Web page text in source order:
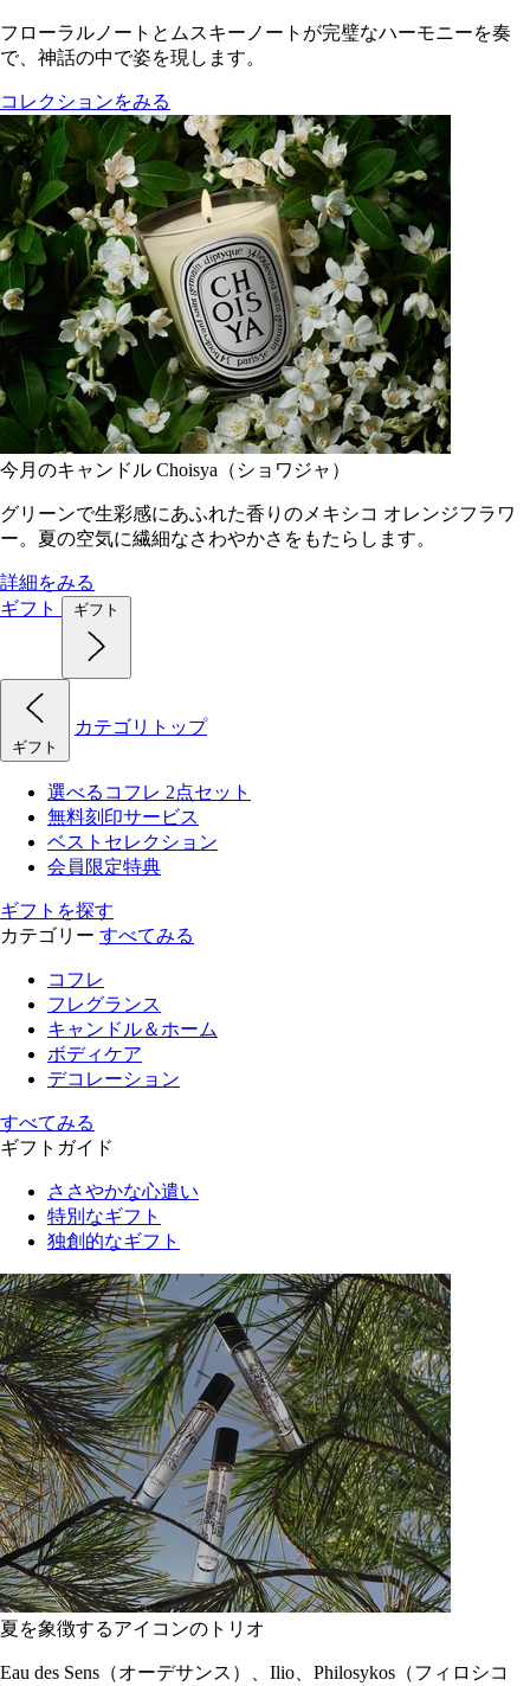
フローラルノートとムスキーノートが完璧なハーモニーを奏
で、神話の中で姿を現します。
コレクションをみる
今月のキャンドル Choisya（ショワジャ）
グリーンで生彩感にあふれた香りのメキシコ オレンジフラワ
ー。夏の空気に繊細なさわやかさをもたらします。
詳細をみる
ギフト
ギフト
ギフト
カテゴリトップ
選べるコフレ 2点セット
無料刻印サービス
ベストセレクション
会員限定特典
ギフトを探す
カテゴリー すべてみる
コフレ
フレグランス
キャンドル＆ホーム
ボディケア
デコレーション
すべてみる
ギフトガイド
ささやかな心遣い
特別なギフト
独創的なギフト
夏を象徴するアイコンのトリオ
Eau des Sens（オーデサンス）、Ilio、Philosykos（フィロシコ